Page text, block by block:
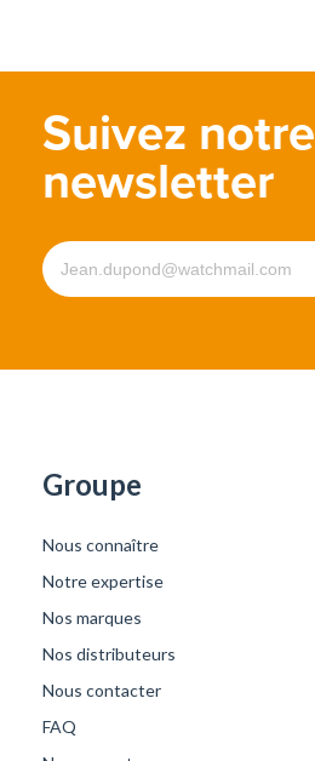
Suivez notre
newsletter
Groupe
Nous connaître
Notre expertise
Nos marques
Nos distributeurs
Nous contacter
FAQ